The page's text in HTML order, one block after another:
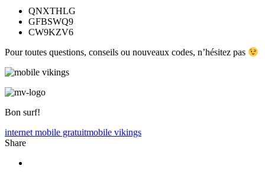
QNXTHLG
GFBSWQ9
CW9KZV6
Pour toutes questions, conseils ou nouveaux codes, n’hésitez pas
Bon surf!
internet mobile gratuitmobile vikings
Share